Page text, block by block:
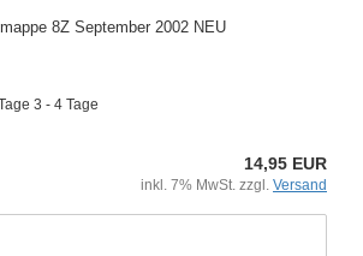
8Z September 2002 NEU
3 - 4 Tage
14,95 EUR
inkl. 7% MwSt. zzgl. Versand